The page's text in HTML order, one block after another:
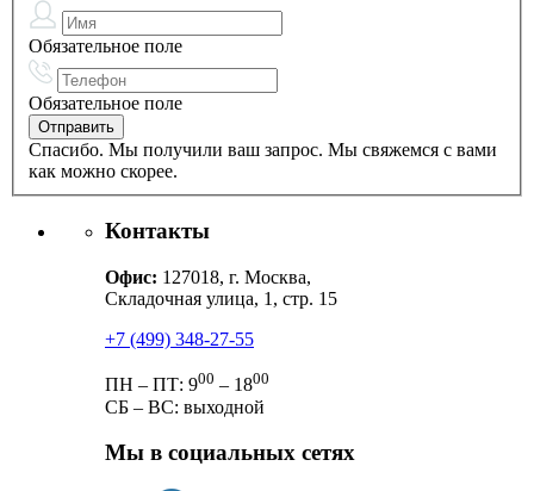
Обязательное поле
Обязательное поле
Спасибо. Мы получили ваш запрос. Мы свяжемся с вами
как можно скорее.
Контакты
Офис: 127018, г. Москва,
Складочная улица, 1, стр. 15
+7 (499) 348-27-55
ПН – ПТ: 900 – 1800
СБ – ВС: выходной
Мы в социальных сетях